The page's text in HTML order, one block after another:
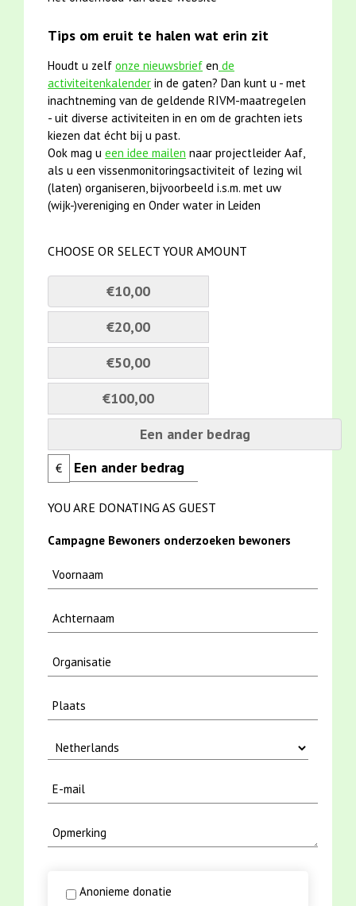
Tips om eruit te halen wat erin zit
Houdt u zelf onze nieuwsbrief en de
activiteitenkalender in de gaten? Dan kunt u - met
inachtneming van de geldende RIVM-maatregelen
- uit diverse activiteiten in en om de grachten iets
kiezen dat écht bij u past.
Ook mag u een idee mailen naar projectleider Aaf,
als u een vissenmonitoringsactiviteit of lezing wil
(laten) organiseren, bijvoorbeeld i.s.m. met uw
(wijk-)vereniging en Onder water in Leiden
CHOOSE OR SELECT YOUR AMOUNT
€10,00
€20,00
€50,00
€100,00
Een ander bedrag
€
YOU ARE DONATING AS GUEST
Campagne Bewoners onderzoeken bewoners
Anonieme donatie